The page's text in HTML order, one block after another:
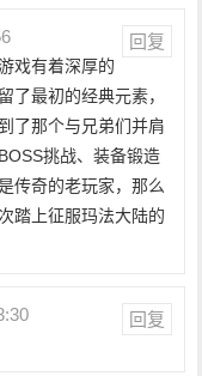
回复
戏有着深厚的
了最初的经典元素，
了那个与兄弟们并肩
挑战、装备锻造
传奇的老玩家，那么
踏上征服玛法大陆的
回复